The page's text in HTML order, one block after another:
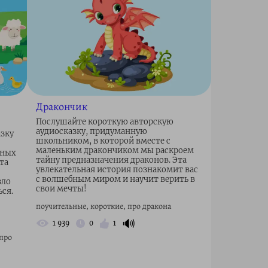
Дракончик
Послушайте короткую авторскую
аудиосказку, придуманную
школьником, в которой вместе с
маленьким дракончиком мы раскроем
тайну предназначения драконов. Эта
увлекательная история познакомит вас
с волшебным миром и научит верить в
свои мечты!
поучительные, короткие, про дракона
1 939 0 1 🔊